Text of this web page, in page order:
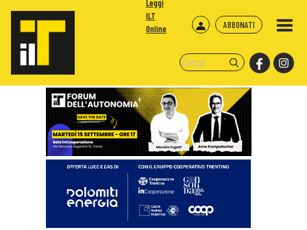
ABBONATI
Leggi
ILT
Online